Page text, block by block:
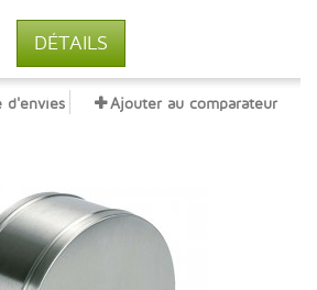
DÉTAILS
d'envies Ajouter au comparateur